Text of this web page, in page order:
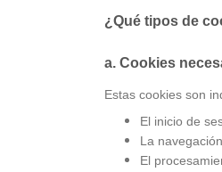
¿Qué tipos de
a. Cookies
Estas cookies son
El inicio de
La
El